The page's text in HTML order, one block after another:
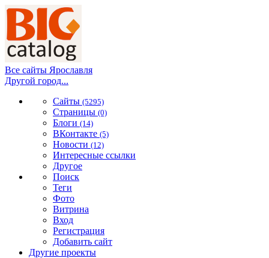
Все сайты Ярославля
Другой город...
Сайты (5295)
Страницы (0)
Блоги (14)
ВКонтакте (5)
Новости (12)
Интересные ссылки
Другое
Поиск
Теги
Фото
Витрина
Вход
Регистрация
Добавить сайт
Другие проекты